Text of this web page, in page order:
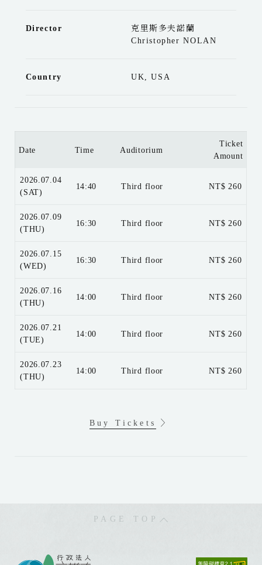
Director
克里斯多夫諾蘭
Christopher NOLAN
Country UK, USA
Date Time Auditorium
Ticket
Amount
2026.07.04
(SAT)
14:40 Third floor NT$ 260
2026.07.09
(THU)
16:30 Third floor NT$ 260
2026.07.15
(WED)
16:30 Third floor NT$ 260
2026.07.16
(THU)
14:00 Third floor NT$ 260
2026.07.21
(TUE)
14:00 Third floor NT$ 260
2026.07.23
(THU)
14:00 Third floor NT$ 260
Buy Tickets
PAGE TOP